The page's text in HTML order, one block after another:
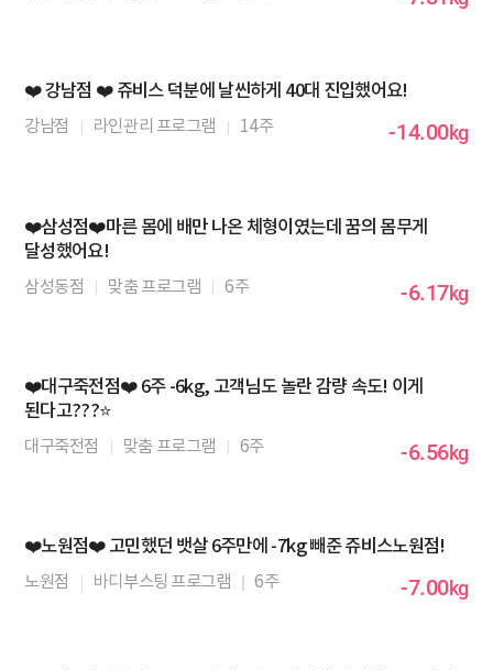
❤️ 강남점 ❤️ 쥬비스 덕분에 날씬하게 40대 진입했어요!
강남점 라인관리 프로그램 14주 -14.00kg
❤️삼성점❤️마른 몸에 배만 나온 체형이였는데 꿈의 몸무게
달성했어요!
삼성동점 맞춤 프로그램 6주 -6.17kg
❤️대구죽전점❤️ 6주 -6kg, 고객님도 놀란 감량 속도! 이게
된다고???⭐
대구죽전점 맞춤 프로그램 6주 -6.56kg
❤️노원점❤️ 고민했던 뱃살 6주만에 -7kg 빼준 쥬비스노원점!
노원점 바디부스팅 프로그램 6주 -7.00kg